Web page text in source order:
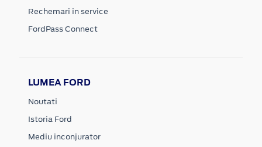
Rechemari in service
FordPass Connect
LUMEA FORD
Noutati
Istoria Ford
Mediu inconjurator